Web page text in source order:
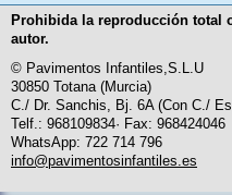
Prohibida la reproducción total
autor.
© Pavimentos Infantiles,S.L.U
30850 Totana (Murcia)
C./ Dr. Sanchis, Bj. 6A (Con C./
Telf.: 968109834· Fax: 968424046
WhatsApp: 722 714 796
info@pavimentosinfantiles.es